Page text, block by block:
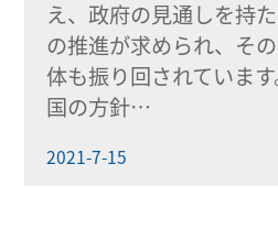
え、政府の見通しを持
の推進が求められ、そ
体も振り回されていま
国の方針…
2021-7-15